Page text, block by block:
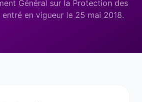
Japonais)
Général sur la Protection des
entré en vigueur le 25 mai 2018.